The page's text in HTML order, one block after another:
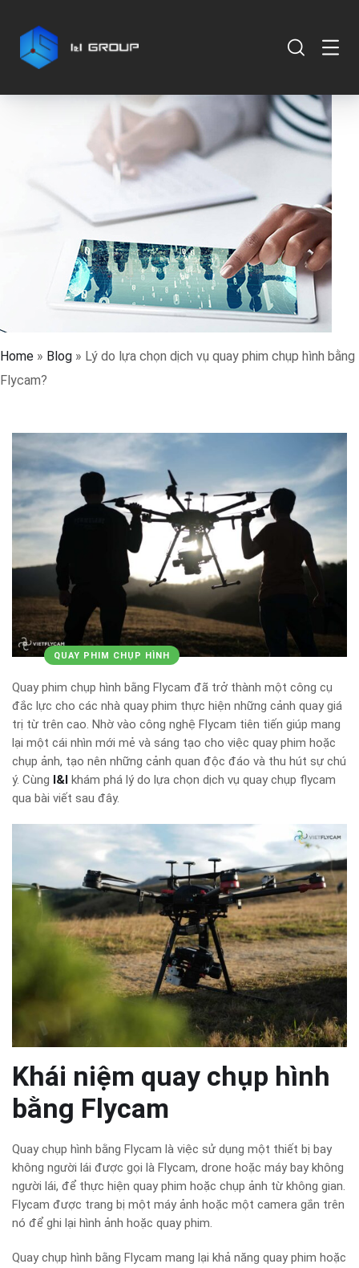
Home » Blog » Lý do lựa chọn dịch vụ quay phim chụp hình bằng
Flycam?
QUAY PHIM CHỤP HÌNH
Quay phim chụp hình bằng Flycam đã trở thành một công cụ
đắc lực cho các nhà quay phim thực hiện những cảnh quay giá
trị từ trên cao. Nhờ vào công nghệ Flycam tiên tiến giúp mang
lại một cái nhìn mới mẻ và sáng tạo cho việc quay phim hoặc
chụp ảnh, tạo nên những cảnh quan độc đáo và thu hút sự chú
ý. Cùng I&I khám phá lý do lựa chọn dịch vụ quay chụp flycam
qua bài viết sau đây.
Khái niệm quay chụp hình
bằng Flycam
Quay chụp hình bằng Flycam là việc sử dụng một thiết bị bay
không người lái được gọi là Flycam, drone hoặc máy bay không
người lái, để thực hiện quay phim hoặc chụp ảnh từ không gian.
Flycam được trang bị một máy ảnh hoặc một camera gắn trên
nó để ghi lại hình ảnh hoặc quay phim.
Quay chụp hình bằng Flycam mang lại khả năng quay phim hoặc